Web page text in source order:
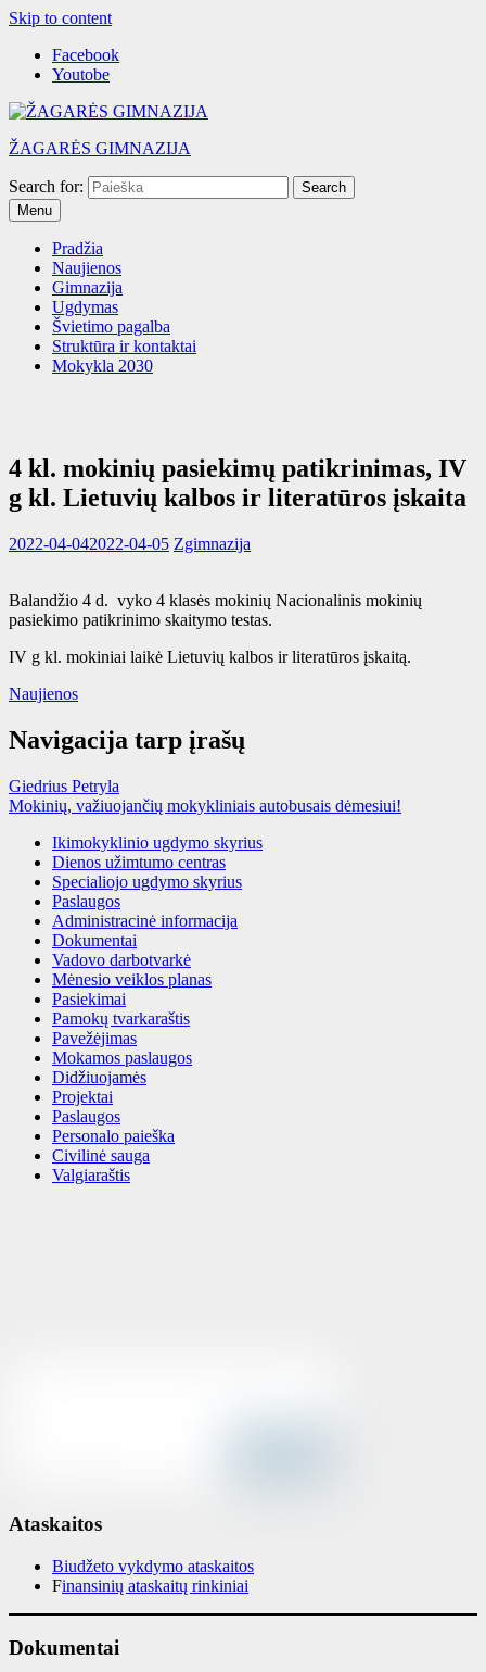
Skip to content
Facebook
Youtobe
ŽAGARĖS GIMNAZIJA
Search for:
Menu
Pradžia
Naujienos
Gimnazija
Ugdymas
Švietimo pagalba
Struktūra ir kontaktai
Mokykla 2030
4 kl. mokinių pasiekimų patikrinimas, IV
g kl. Lietuvių kalbos ir literatūros įskaita
2022-04-042022-04-05 Zgimnazija
Balandžio 4 d. vyko 4 klasės mokinių Nacionalinis mokinių
pasiekimo patikrinimo skaitymo testas.
IV g kl. mokiniai laikė Lietuvių kalbos ir literatūros įskaitą.
Naujienos
Navigacija tarp įrašų
Giedrius Petryla
Mokinių, važiuojančių mokykliniais autobusais dėmesiui!
Ikimokyklinio ugdymo skyrius
Dienos užimtumo centras
Specialiojo ugdymo skyrius
Paslaugos
Administracinė informacija
Dokumentai
Vadovo darbotvarkė
Mėnesio veiklos planas
Pasiekimai
Pamokų tvarkaraštis
Pavežėjimas
Mokamos paslaugos
Didžiuojamės
Projektai
Paslaugos
Personalo paieška
Civilinė sauga
Valgiaraštis
Ataskaitos
Biudžeto vykdymo ataskaitos
Finansinių ataskaitų rinkiniai
Dokumentai